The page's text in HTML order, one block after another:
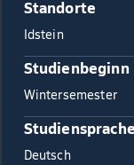
Standorte
Idstein
Studienbeginn
Wintersemester
Studiensprache
Deutsch